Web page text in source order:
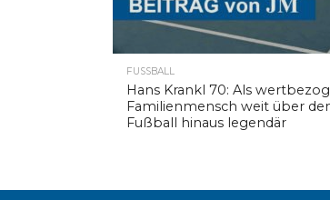
FUSSBALL
Hans Krankl 70: Als
Familienmensch weit über
Fußball hinaus legendär